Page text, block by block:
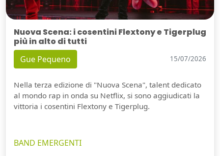
Nuova Scena: i cosentini Flextony e Tigerplug
più in alto di tutti
Gue Pequeno 15/07/2026
Nella terza edizione di "Nuova Scena", talent dedicato
al mondo rap in onda su Netflix, si sono aggiudicati la
vittoria i cosentini Flextony e Tigerplug.
BAND EMERGENTI